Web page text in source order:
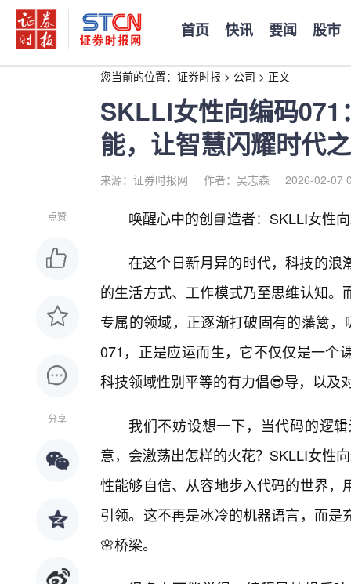
首页 快讯 要闻 股市
您当前的位置： 证券时报 > 公司 > 正文
SKLLI女性向编码071
能，让智慧闪耀时代
来源：证券时报网 作者：吴志森 2026-02-07
点赞
分享
唤醒心中的创📘造者：SKLLI女性
在这个日新月异的时代，科技的浪
的生活方式、工作模式乃至思维认知
专属的领域，正逐渐打破固有的藩篱
071，正是应运而生，它不仅仅是一个
科技领域性别平等的有力倡😎导，以及
我们不妨设想一下，当代码的逻
意，会激荡出怎样的火花？SKLLI女性
性能够自信、从容地步入代码的世界
引领。这不再是冰冷的机器语言，而
🌸桥梁。